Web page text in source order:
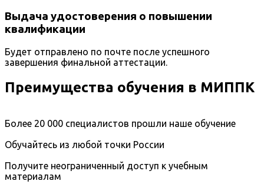
Выдача удостоверения о повышении
квалификации
Будет отправлено по почте после успешного
завершения финальной аттестации.
Преимущества обучения в МИППК
Более 20 000 специалистов прошли наше обучение
Обучайтесь из любой точки России
Получите неограниченный доступ к учебным
материалам